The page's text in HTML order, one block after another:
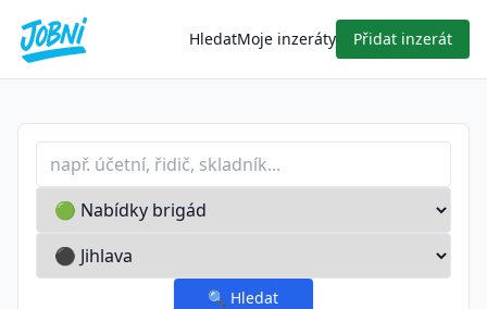
HledatMoje inzeráty Přidat inzerát
Profese nebo klíčové slovo
Typ inzerátu
Lokalita
🔍 Hledat